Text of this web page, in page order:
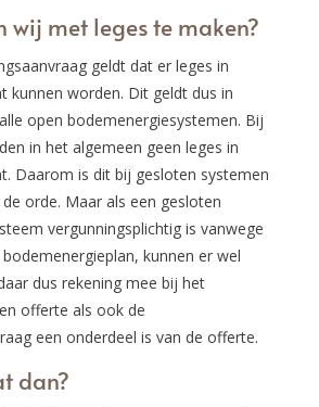
wij met leges te maken?
geldt dat er leges in
kunnen worden. Dit geldt dus in
open bodemenergiesystemen. Bij
in het algemeen geen leges in
Daarom is dit bij gesloten systemen
orde. Maar als een gesloten
vergunningsplichtig is vanwege
kunnen er wel
dus rekening mee bij het
offerte als ook de
een onderdeel is van de offerte.
dan?